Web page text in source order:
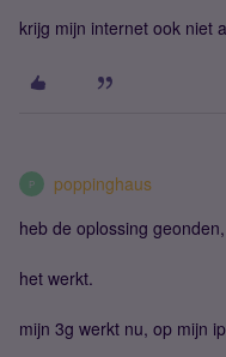
krijg mijn internet ook niet
P poppinghaus
heb de oplossing
het werkt.
mijn 3g werkt nu, op mijn